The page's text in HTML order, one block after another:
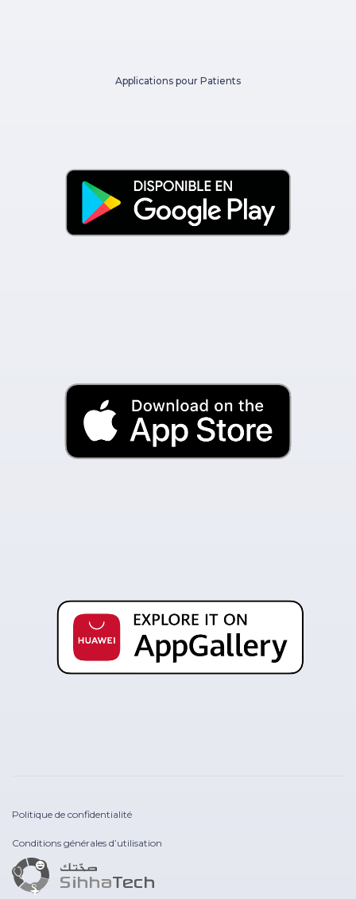
Applications pour Patients
Politique de confidentialité
Conditions générales d’utilisation